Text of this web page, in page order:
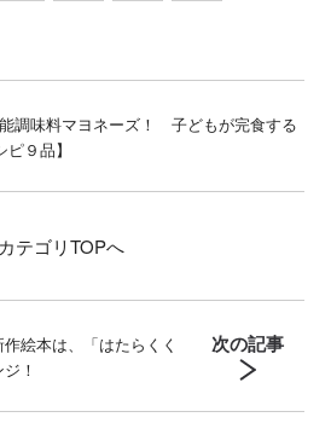
能調味料マヨネーズ！ 子どもが完食する
ピ９品】
カテゴリTOPへ
絵本は、「はたらくく
！
次の記事